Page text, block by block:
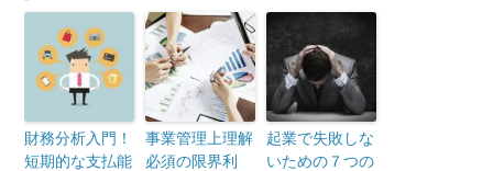
財務分析入門！
短期的な支払能
事業管理上理解
必須の限界利
起業で失敗しな
いための７つの